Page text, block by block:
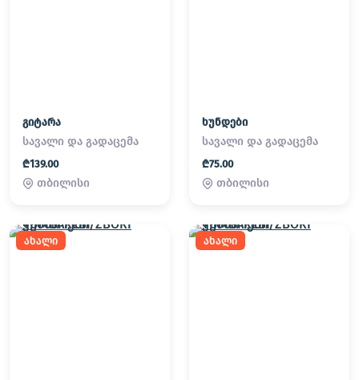
გიტარა
სავალი და გადაცემა
₾139.00
თბილისი
ხუნდები
სავალი და გადაცემა
₾75.00
თბილისი
ახალი ახალი